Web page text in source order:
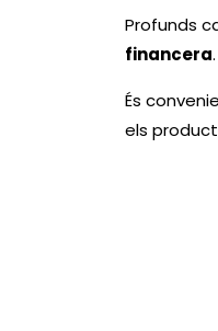
Profunds
financera.
És
els